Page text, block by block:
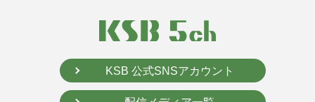
KSB 公式SNSアカウント